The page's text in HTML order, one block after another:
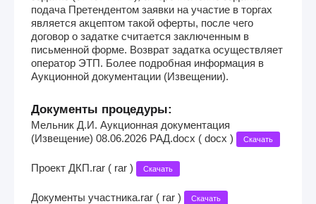
подача Претендентом заявки на участие в торгах
является акцептом такой оферты, после чего
договор о задатке считается заключенным в
письменной форме. Возврат задатка осуществляет
оператор ЭТП. Более подробная информация в
Аукционной документации (Извещении).
Документы процедуры:
Мельник Д.И. Аукционная документация
(Извещение) 08.06.2026 РАД.docx ( docx )
Скачать
Проект ДКП.rar ( rar ) Скачать
Документы участника.rar ( rar ) Скачать